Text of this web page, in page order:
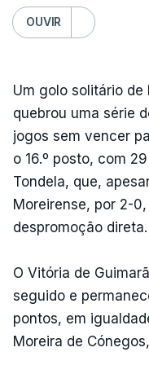
OUVIR
Um golo solitário
quebrou uma série
jogos sem vencer
o 16.º posto, com
Tondela, que,
Moreirense, por 2-
despromoção direta.
O Vitória de
seguido e
pontos, em
Moreira de